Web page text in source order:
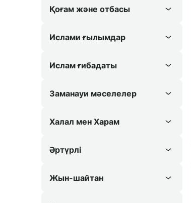
Қоғам және отбасы
Ислами ғылымдар
Ислам ғибадаты
Заманауи мәселелер
Халал мен Харам
Әртүрлі
Жын-шайтан